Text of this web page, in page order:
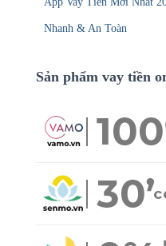
Nhanh & An Toàn
Sản phẩm vay tiền